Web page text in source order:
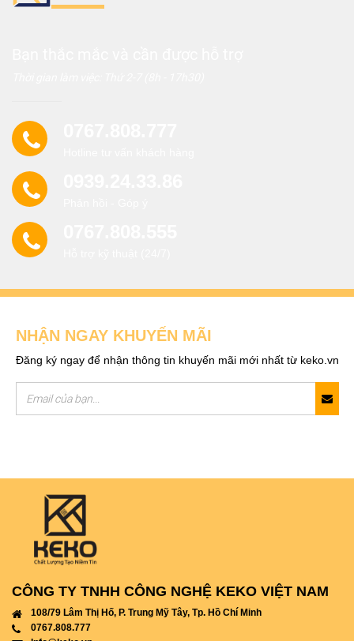
NHẬN NGAY KHUYẾN MÃI
Đăng ký ngay để nhận thông tin khuyến mãi mới nhất từ keko.vn
CÔNG TY TNHH CÔNG NGHỆ KEKO VIỆT NAM
108/79 Lâm Thị Hố, P. Trung Mỹ Tây, Tp. Hồ Chí Minh
0767.808.777